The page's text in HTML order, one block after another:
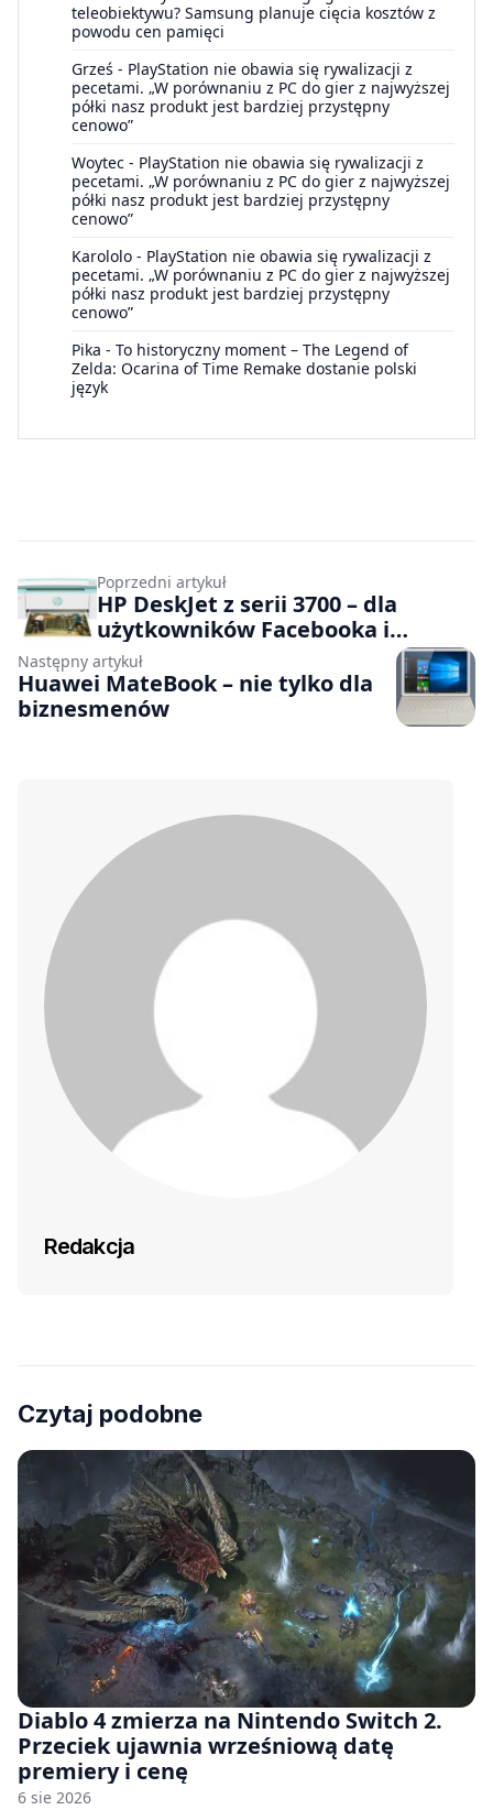
teleobiektywu? Samsung planuje cięcia kosztów z
powodu cen pamięci
Grześ - PlayStation nie obawia się rywalizacji z
pecetami. „W porównaniu z PC do gier z najwyższej
półki nasz produkt jest bardziej przystępny
cenowo”
Woytec - PlayStation nie obawia się rywalizacji z
pecetami. „W porównaniu z PC do gier z najwyższej
półki nasz produkt jest bardziej przystępny
cenowo”
Karololo - PlayStation nie obawia się rywalizacji z
pecetami. „W porównaniu z PC do gier z najwyższej
półki nasz produkt jest bardziej przystępny
cenowo”
Pika - To historyczny moment – The Legend of
Zelda: Ocarina of Time Remake dostanie polski
język
Poprzedni artykuł
HP DeskJet z serii 3700 – dla
użytkowników Facebooka i
Instagrama
Następny artykuł
Huawei MateBook – nie tylko dla
biznesmenów
Redakcja
Czytaj podobne
Diablo 4 zmierza na Nintendo Switch 2.
Przeciek ujawnia wrześniową datę
premiery i cenę
6 sie 2026